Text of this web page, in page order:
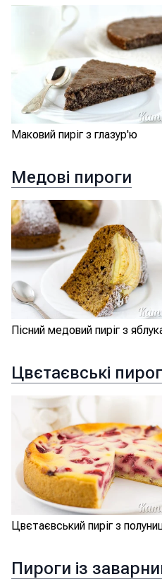
Маковий пиріг з глазур'ю
Медові пироги
Пісний медовий пиріг з
Цвєтаєвські
Цвєтаєвський пиріг з
Пироги із